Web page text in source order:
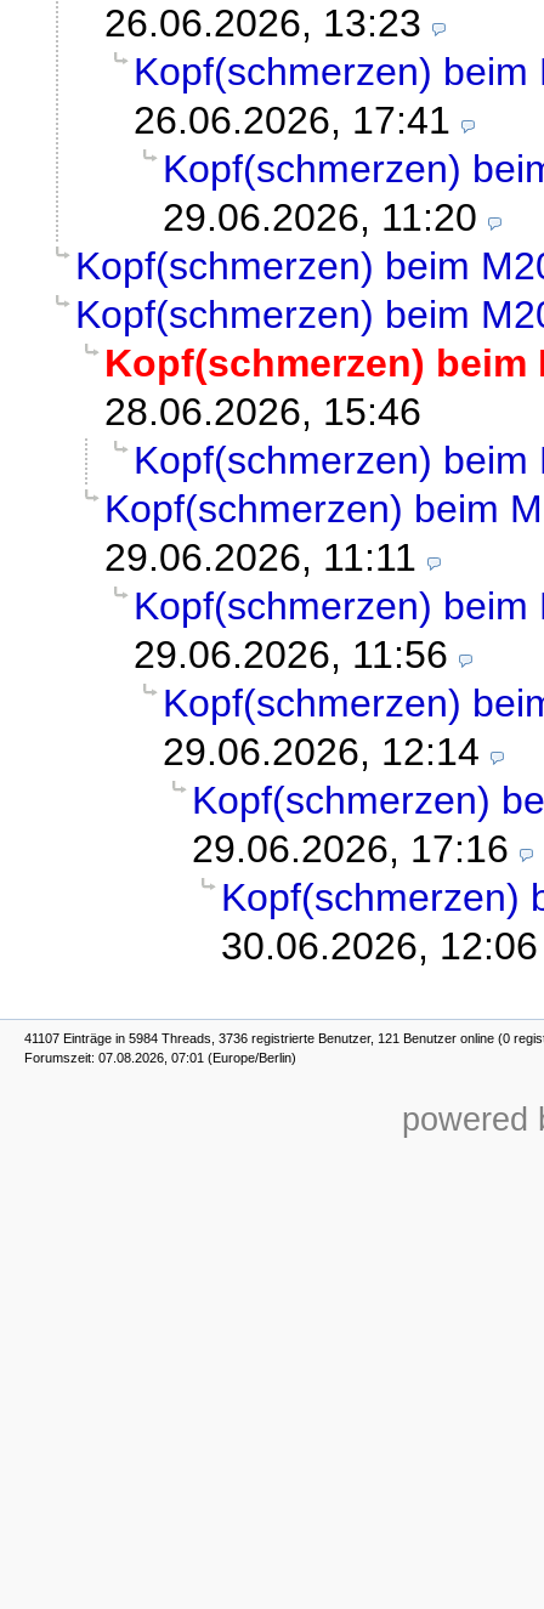
26.06.2026, 13:23
Kopf(schmerzen) beim
26.06.2026, 17:41
Kopf(schmerzen)
29.06.2026, 11:20
Kopf(schmerzen) beim
Kopf(schmerzen) beim
Kopf(schmerzen) beim
28.06.2026, 15:46
Kopf(schmerzen) beim
Kopf(schmerzen) beim
29.06.2026, 11:11
Kopf(schmerzen) beim
29.06.2026, 11:56
Kopf(schmerzen)
29.06.2026, 12:14
Kopf(schmerzen)
29.06.2026, 17:16
Kopf(schmerzen)
30.06.2026, 12:06
41107 Einträge in 5984 Threads, 3736 registrierte Benutzer, 121 Benutzer online (0
Forumszeit: 07.08.2026, 07:01 (Europe/Berlin)
powered